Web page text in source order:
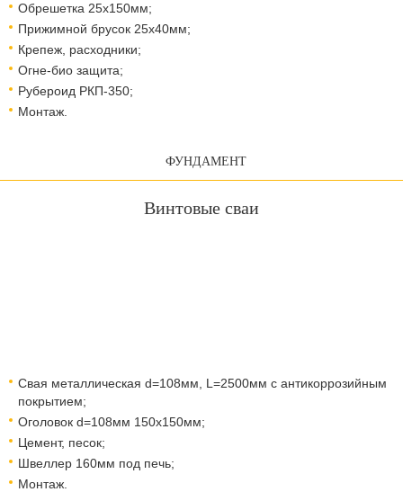
Обрешетка 25х150мм;
Прижимной брусок 25х40мм;
Крепеж, расходники;
Огне-био защита;
Рубероид РКП-350;
Монтаж.
ФУНДАМЕНТ
Винтовые сваи
Свая металлическая d=108мм, L=2500мм с антикоррозийным
покрытием;
Оголовок d=108мм 150x150мм;
Цемент, песок;
Швеллер 160мм под печь;
Монтаж.